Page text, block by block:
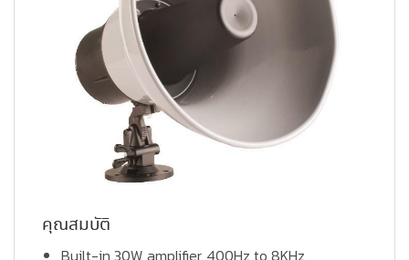
คุณสมบัติ
Built-in 30W amplifier, 400Hz to 8KHz